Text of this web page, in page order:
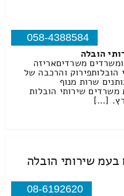
058-4388584
הובלה
משרדיםאריזה
הובלותפירוק והרכבה של
שרות מנוף
משרדים שירותי הובלות
[…]
בעמ שירותי הובלה
08-6192620